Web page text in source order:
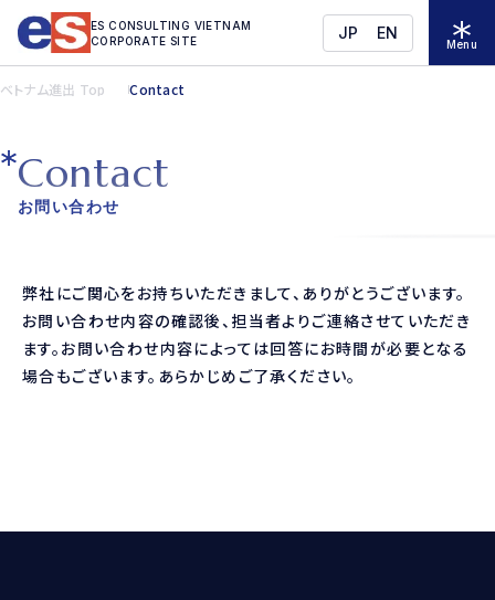
ES CONSULTING VIETNAM
CORPORATE SITE
JP EN
Menu
ベトナム進出 Top Contact
Contact
お問い合わせ
弊社にご関心をお持ちいただきまして、ありがとうございます。
お問い合わせ内容の確認後、担当者よりご連絡させていただき
ます。お問い合わせ内容によっては回答にお時間が必要となる
場合もございます。あらかじめご了承ください。